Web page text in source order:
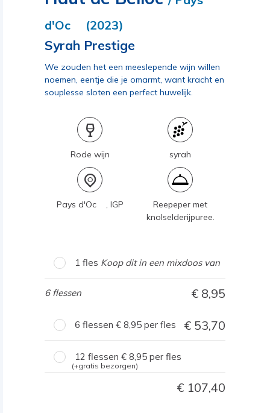
d'Oc (2023)
Syrah Prestige
We zouden het een meeslepende wijn willen
noemen, eentje die je omarmt, want kracht en
souplesse sloten een perfect huwelijk.
Rode wijn syrah
Pays d'Oc , IGP
Reepeper met
knolselderijpuree.
1 fles Koop dit in een mixdoos van
6 flessen 8,95
6 flessen 8,95 per fles 53,70
12 flessen 8,95 per fles
(+gratis bezorgen)
107,40